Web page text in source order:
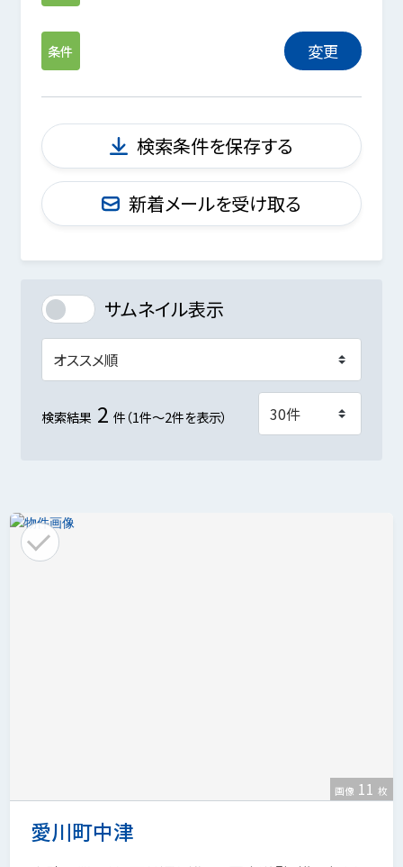
条件 変更
検索条件を保存する
新着メールを受け取る
サムネイル表示
検索結果 2 件（1件～2件を表示）
愛川町中津
画像 11 枚